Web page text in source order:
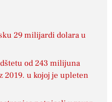
29 milijardi dolara u
od 243 milijuna
2019. u kojoj je upleten